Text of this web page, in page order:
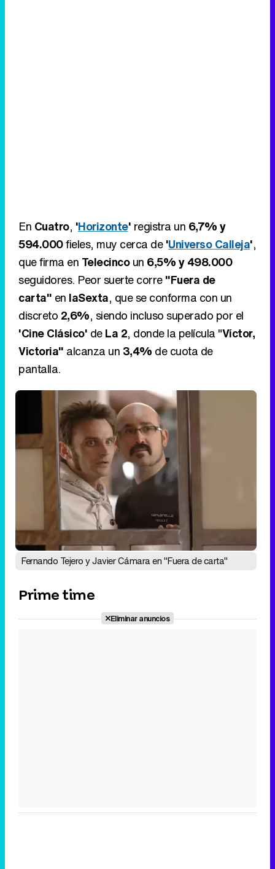
En Cuatro, 'Horizonte' registra un 6,7% y
594.000fieles, muy cerca de'Universo Calleja',
que firma en Telecincoun 6,5% y 498.000
seguidores. Peor suerte corre"Fuera de
carta" en laSexta, que se conforma con un
discreto 2,6%, siendo incluso superado por el
'Cine Clásico' deLa 2, donde la película "Víctor,
Victoria" alcanza un 3,4% de cuota de
pantalla.
Fernando Tejero y Javier Cámara en "Fuera de carta"
Prime time
Eliminar anuncios